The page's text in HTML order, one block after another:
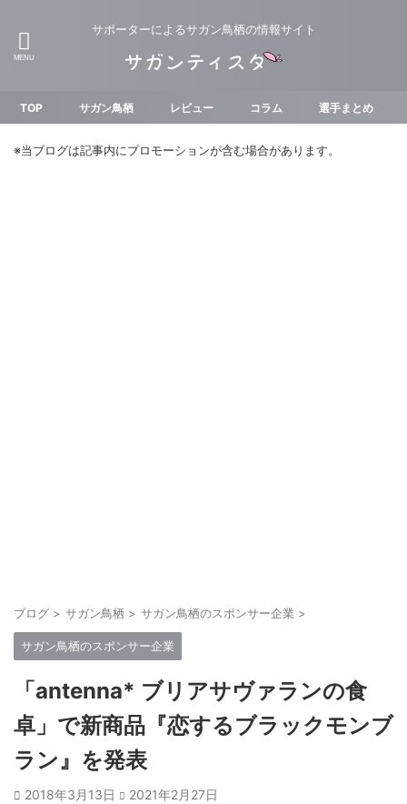
サポーターによるサガン鳥栖の情報サイト
TOP サガン鳥栖 レビュー コラム 選手まとめ
※当ブログは記事内にプロモーションが含む場合があります。
ブログ > サガン鳥栖 > サガン鳥栖のスポンサー企業 >
サガン鳥栖のスポンサー企業
「antenna* ブリアサヴァランの食
卓」で新商品『恋するブラックモンブ
ラン』を発表
2018年3月13日 2021年2月27日